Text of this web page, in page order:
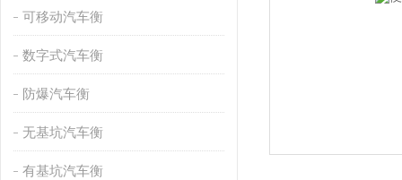
可移动汽车衡
数字式汽车衡
防爆汽车衡
无基坑汽车衡
有基坑汽车衡